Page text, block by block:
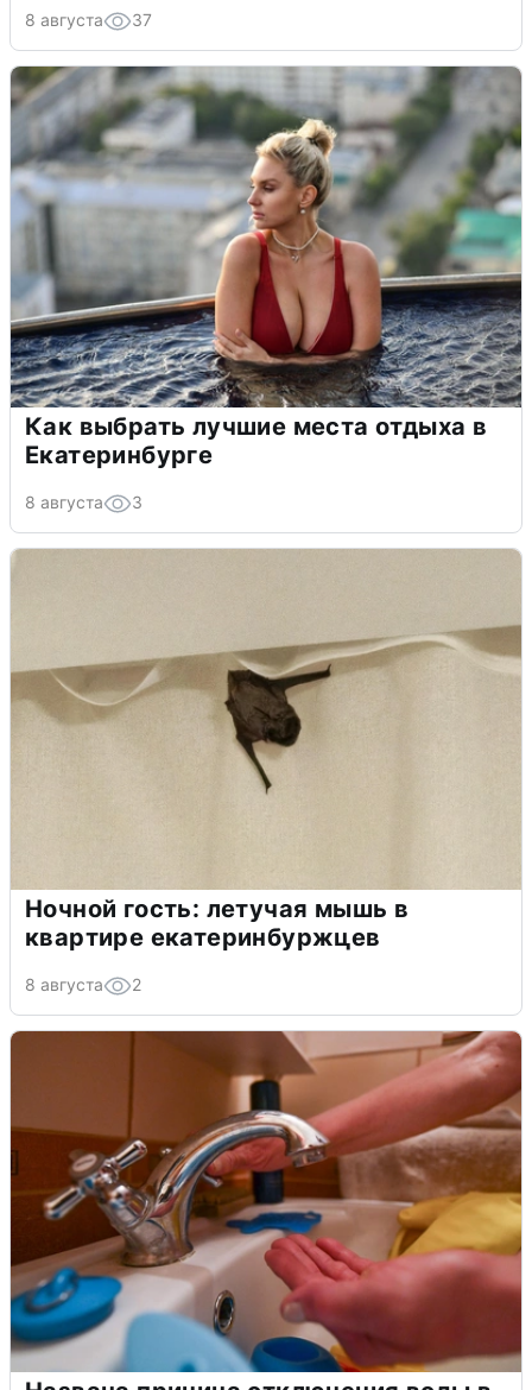
8 августа 37
Как выбрать лучшие места отдыха в
Екатеринбурге
8 августа 3
Ночной гость: летучая мышь в
квартире екатеринбуржцев
8 августа 2